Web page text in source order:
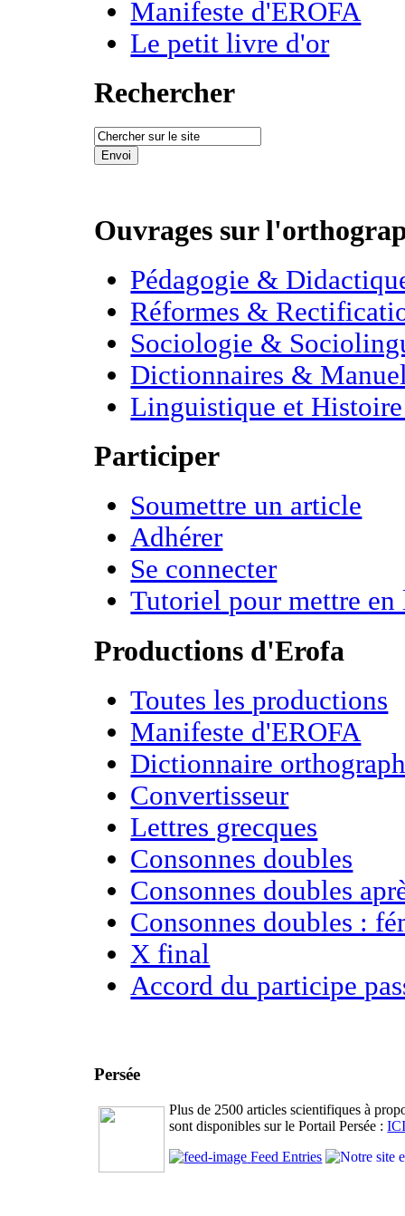
Manifeste d'EROFA
Le petit livre d'or
Rechercher
Ouvrages sur
Pédagogie &
Réformes &
Sociologie &
Dictionnaires &
Linguistique et
Participer
Soumettre un article
Adhérer
Se connecter
Tutoriel pour mettre en
Productions d'Erofa
Toutes les productions
Manifeste d'EROFA
Dictionnaire
Convertisseur
Lettres grecques
Consonnes doubles
Consonnes doubles
Consonnes doubles :
X final
Accord du participe
Persée
Plus de 2500 articles scientifiques à
sont disponibles sur le Portail Persée :
Feed Entries